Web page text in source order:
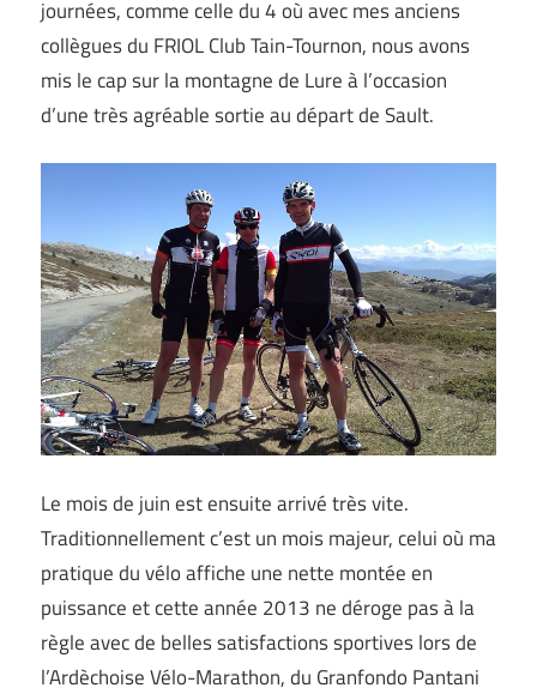
journées, comme celle du 4 où avec mes anciens
collègues du FRIOL Club Tain-Tournon, nous avons
mis le cap sur la montagne de Lure à l’occasion
d’une très agréable sortie au départ de Sault.
Le mois de juin est ensuite arrivé très vite.
Traditionnellement c’est un mois majeur, celui où ma
pratique du vélo affiche une nette montée en
puissance et cette année 2013 ne déroge pas à la
règle avec de belles satisfactions sportives lors de
l’Ardèchoise Vélo-Marathon, du Granfondo Pantani